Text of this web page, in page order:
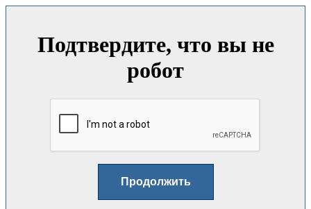
Подтвердите, что вы не
робот
Продолжить